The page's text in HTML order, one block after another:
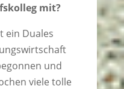
mit?
ein Duales
und
viele tolle